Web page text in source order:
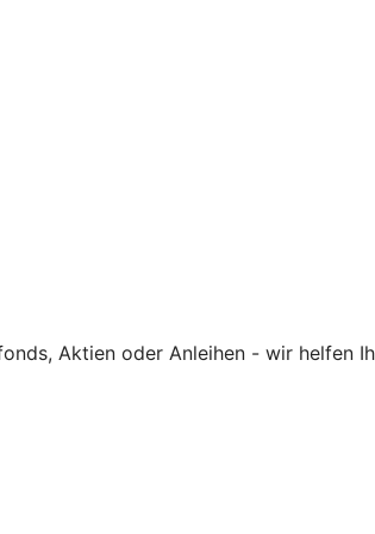
Aktien oder Anleihen - wir helfen